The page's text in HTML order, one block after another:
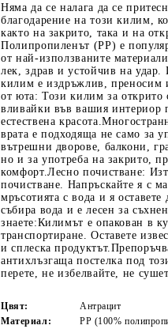
Няма да се налага да се
благодарение на този килим,
както на закрито, така и на
Полипропиленът (PP) е
от най-използваните
лек, здрав и устойчив на удар.
килим е издръжлив, преносим
от юта: Този килим за открито
вливайки във вашия интериор
естествена
врата е подходяща не само за
вътрешни дворове, балкони,
но и за употреба на закрито,
комфорт.Лесно почистване:
почистване. Напръскайте я с
мръсотията с вода и я
събира вода и е лесен за
знаете:Килимът е опакован в
транспортиране. Оставете
и сплеска
антихлъзгаща постелка под
перете, не избелвайте, не
Цвят:
Антрацит
Материал:
PP (100%